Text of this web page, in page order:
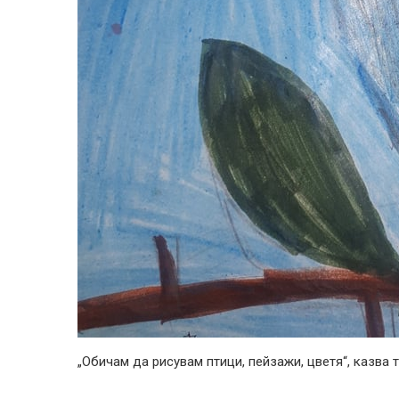
„Обичам да рисувам птици, пейзажи, цветя“, казва